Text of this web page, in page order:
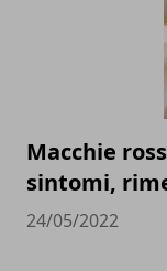
Macchie
sintomi,
24/05/2022